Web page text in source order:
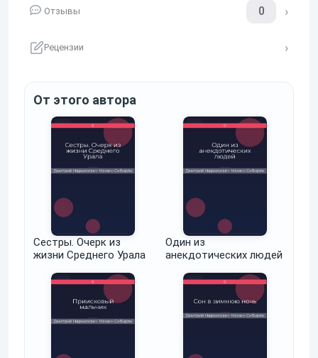
Отзывы 0
Рецензии
От этого автора
Сестры. Очерк из
жизни Среднего Урала
Один из
анекдотических людей